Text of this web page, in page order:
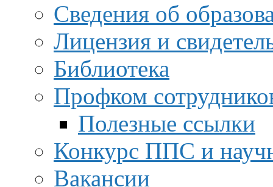
Сведения об
Лицензия и
Библиотека
Профком
Полезные ссылки
Конкурс ППС и
Вакансии